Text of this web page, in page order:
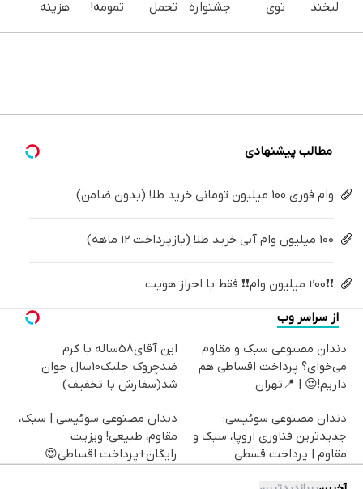
لبخند
توی
جشنواره
میلیون !
تحمل
کن
تمومه!
هزینه
کننده
مطالب پیشنهادی
وام فوری 100 میلیون تومانی خرید طلا (بدون ضامن)
100 میلیون وام آنی خرید طلا (بازپرداخت 12 ماهه)
❗❗200 میلیون وام❗❗ فقط با احراز هویت
از سراسر وب
دندان مصنوعی سبک و مقاوم
می‌خوای؟ پرداخت اقساطی هم
داریم!😍 | 📍تهران
این آقای58ساله با کرم
ضدچروک جلبک10سال جوان
شد(سفارش با تخفیف)
دندان مصنوعی سوئیسی:
جدیدترین فناوری اروپا، سبک و
مقاوم | پرداخت قسطی
دندان مصنوعی سوئیسی | سبک،
مقاوم، طبیعی! ویزیت
رایگان+پرداخت اقساطی😍